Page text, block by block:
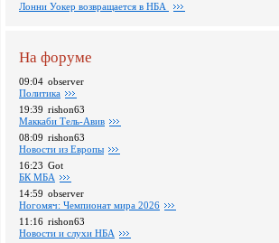
Лонни Уокер возвращается в НБА
На форуме
09:04 observer
Политика
19:39 rishon63
Маккаби Тель-Авив
08:09 rishon63
Новости из Европы
16:23 Got
БК МБА
14:59 observer
Ногомяч: Чемпионат мира 2026
11:16 rishon63
Новости и слухи НБА